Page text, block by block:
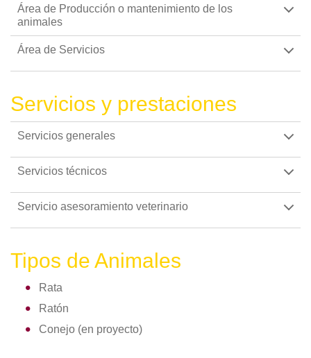
Área de Producción o mantenimiento de los
animales
Área de Servicios
Servicios y prestaciones
Servicios generales
Servicios técnicos
Servicio asesoramiento veterinario
Tipos de Animales
Rata
Ratón
Conejo (en proyecto)